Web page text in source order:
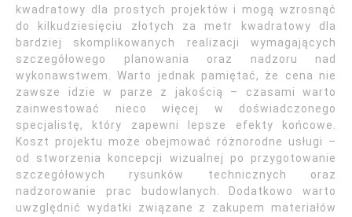
kwadratowy dla prostych projektów i mogą wzrosnąć
do kilkudziesięciu złotych za metr kwadratowy dla
bardziej skomplikowanych realizacji wymagających
szczegółowego planowania oraz nadzoru nad
wykonawstwem. Warto jednak pamiętać, że cena nie
zawsze idzie w parze z jakością – czasami warto
zainwestować nieco więcej w doświadczonego
specjalistę, który zapewni lepsze efekty końcowe.
Koszt projektu może obejmować różnorodne usługi –
od stworzenia koncepcji wizualnej po przygotowanie
szczegółowych rysunków technicznych oraz
nadzorowanie prac budowlanych. Dodatkowo warto
uwzględnić wydatki związane z zakupem materiałów